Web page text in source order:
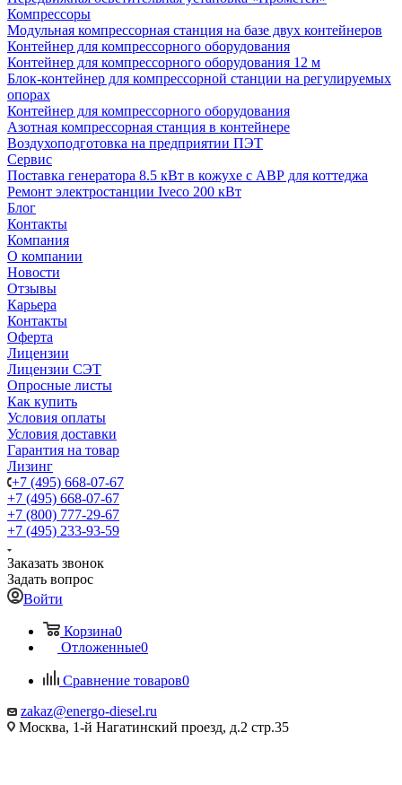
Компрессоры
Модульная компрессорная станция на базе двух контейнеров
Контейнер для компрессорного оборудования
Контейнер для компрессорного оборудования 12 м
Блок-контейнер для компрессорной станции на регулируемых
опорах
Контейнер для компрессорного оборудования
Азотная компрессорная станция в контейнере
Воздухоподготовка на предприятии ПЭТ
Сервис
Поставка генератора 8.5 кВт в кожухе с АВР для коттеджа
Ремонт электростанции Iveco 200 кВт
Блог
Контакты
Компания
О компании
Новости
Отзывы
Карьера
Контакты
Оферта
Лицензии
Лицензии СЭТ
Опросные листы
Как купить
Условия оплаты
Условия доставки
Гарантия на товар
Лизинг
+7 (495) 668-07-67
+7 (495) 668-07-67
+7 (800) 777-29-67
+7 (495) 233-93-59
Заказать звонок
Задать вопрос
Войти
Корзина0
Отложенные0
Сравнение товаров0
zakaz@energo-diesel.ru
Москва, 1-й Нагатинский проезд, д.2 стр.35